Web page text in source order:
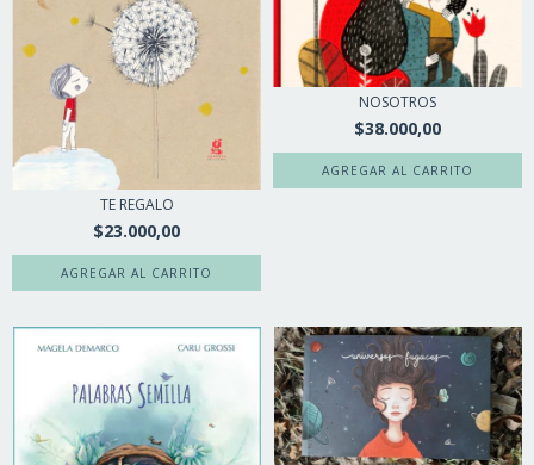
TE REGALO
$23.000,00
NOSOTROS
$38.000,00